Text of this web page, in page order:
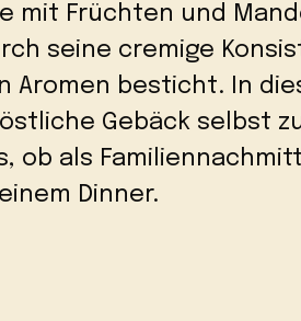
mit Früchten und
seine cremige
Aromen besticht. In
Gebäck selbst
ob als
Dinner.